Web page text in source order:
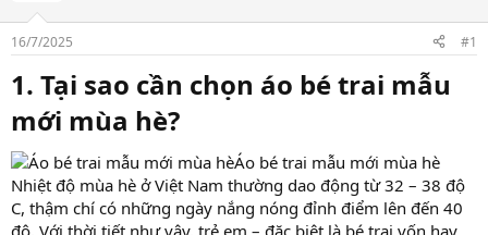
ả
g
16/7/2025 #1
1. Tại sao cần chọn áo bé trai mẫu
mới mùa hè?
Áo bé trai mẫu mới mùa hè
Nhiệt độ mùa hè ở Việt Nam thường dao động từ 32 – 38 độ
C, thậm chí có những ngày nắng nóng đỉnh điểm lên đến 40
độ. Với thời tiết như vậy, trẻ em – đặc biệt là bé trai vốn hay